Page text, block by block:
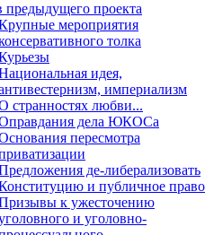
предыдущего проекта
мероприятия
толка
идея,
империализм
странностях любви...
дела ЮКОСа
пересмотра
де-либерализовать
и публичное право
к ужесточению
и уголовно-